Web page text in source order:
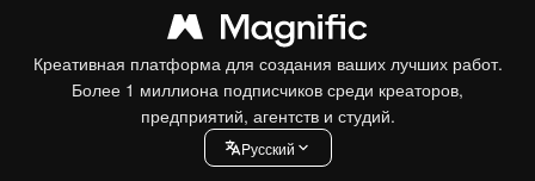
Креативная платформа для создания ваших лучших работ.
Более 1 миллиона подписчиков среди креаторов,
предприятий, агентств и студий.
Pусский